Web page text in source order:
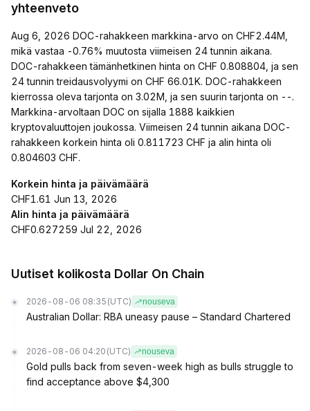
yhteenveto
Aug 6, 2026 DOC-rahakkeen markkina-arvo on CHF2.44M,
mikä vastaa -0.76% muutosta viimeisen 24 tunnin aikana.
DOC-rahakkeen tämänhetkinen hinta on CHF 0.808804, ja sen
24 tunnin treidausvolyymi on CHF 66.01K. DOC-rahakkeen
kierrossa oleva tarjonta on 3.02M, ja sen suurin tarjonta on --.
Markkina-arvoltaan DOC on sijalla 1888 kaikkien
kryptovaluuttojen joukossa. Viimeisen 24 tunnin aikana DOC-
rahakkeen korkein hinta oli 0.811723 CHF ja alin hinta oli
0.804603 CHF.
Korkein hinta ja päivämäärä
CHF1.61 Jun 13, 2026
Alin hinta ja päivämäärä
CHF0.627259 Jul 22, 2026
Uutiset kolikosta Dollar On Chain
2026-08-06 08:35 (UTC) nouseva
Australian Dollar: RBA uneasy pause – Standard Chartered
2026-08-06 04:20 (UTC) nouseva
Gold pulls back from seven-week high as bulls struggle to
find acceptance above $4,300